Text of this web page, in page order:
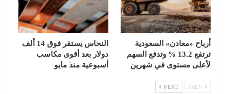
أرباح «معادن» السعودية
ترتفع 13.2 % وتدفع السهم
لأعلى مستوى في شهرين
النحاس يستقر فوق 14 ألف
دولار بعد أقوى مكاسب
أسبوعية منذ مايو
NEXT